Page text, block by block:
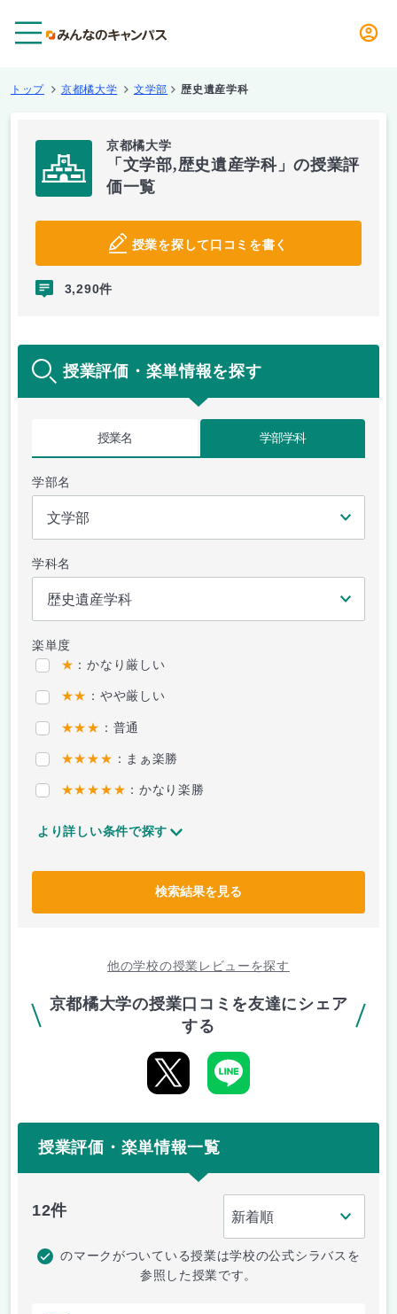
トップ 京都橘大学 文学部 歴史遺産学科
京都橘大学
「文学部,歴史遺産学科」の授業評
価一覧
授業を探して口コミを書く
3,290件
授業評価・楽単情報を探す
授業名 学部学科
学部名
学科名
楽単度
★ ：かなり厳しい
★★ ：やや厳しい
★★★ ：普通
★★★★ ：まぁ楽勝
★★★★★ ：かなり楽勝
より詳しい条件で探す
検索結果を見る
他の学校の授業レビューを探す
京都橘大学の授業口コミを友達にシェア
する
授業評価・楽単情報一覧
12件
のマークがついている授業は学校の公式シラバスを
参照した授業です。